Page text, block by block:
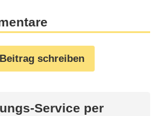
schreiben
Service per